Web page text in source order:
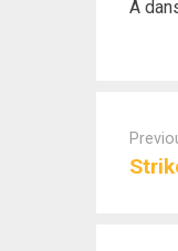
A
navigation